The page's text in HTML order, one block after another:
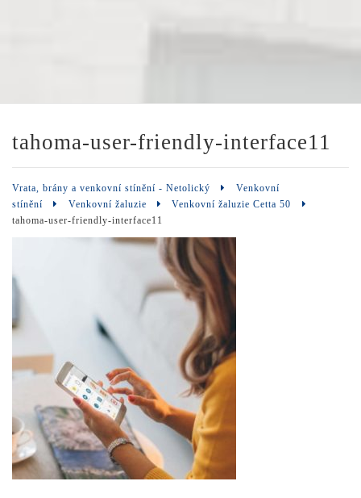
tahoma-user-friendly-interface11
Vrata, brány a venkovní stínění - Netolický
Venkovní
stínění
Venkovní žaluzie
Venkovní žaluzie Cetta 50
tahoma-user-friendly-interface11